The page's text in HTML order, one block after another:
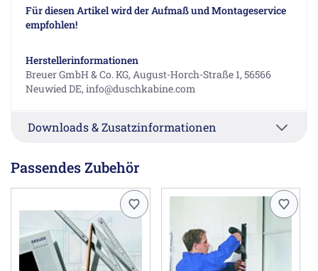
Für diesen Artikel wird der Aufmaß und Montageservice
empfohlen!
Herstellerinformationen
Breuer GmbH & Co. KG, August-Horch-Straße 1, 56566
Neuwied DE, info@duschkabine.com
Downloads & Zusatzinformationen
Passendes Zubehör